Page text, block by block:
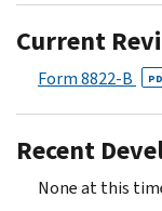
Current
Form 8822-B
Recent
None at this